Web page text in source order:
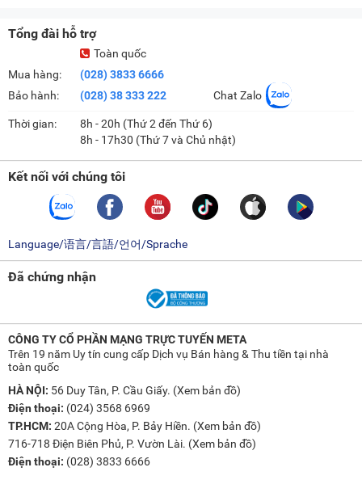
Tổng đài hỗ trợ
Mua hàng:
Bảo hành:
Toàn quốc
(028) 3833 6666
(028) 38 333 222
Chat Zalo
Thời gian:
8h - 20h (Thứ 2 đến Thứ 6)
8h - 17h30 (Thứ 7 và Chủ nhật)
Kết nối với chúng tôi
Language/语言/言語/언어/Sprache
Đã chứng nhận
CÔNG TY CỔ PHẦN MẠNG TRỰC TUYẾN META
Trên 19 năm Uy tín cung cấp Dịch vụ Bán hàng & Thu tiền tại nhà
toàn quốc
HÀ NỘI: 56 Duy Tân, P. Cầu Giấy. (Xem bản đồ)
Điện thoại: (024) 3568 6969
TP.HCM: 20A Cộng Hòa, P. Bảy Hiền. (Xem bản đồ)
716-718 Điện Biên Phủ, P. Vườn Lài. (Xem bản đồ)
Điện thoại: (028) 3833 6666